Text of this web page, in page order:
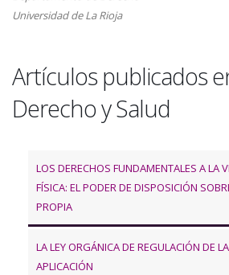
a
navegación
Universidad de La Rioja
Artículos publicados
Derecho y Salud
LOS DERECHOS FUNDAMENTALES A LA
FÍSICA: EL PODER DE DISPOSICIÓN
PROPIA
LA LEY ORGÁNICA DE REGULACIÓN DE
APLICACIÓN